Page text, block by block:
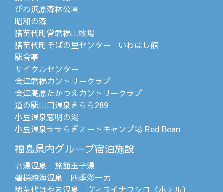
びわ沢原森林公園
昭和の森
猪苗代町営磐梯山牧場
猪苗代町そばの里センター いわはし館
駅舎亭
サイクルセンター
会津磐梯カントリークラブ
会津高原たかつえカントリークラブ
道の駅山口温泉きらら289
小豆温泉窓明の湯
小豆温泉せせらぎオートキャンプ場 Red Bean
福島県内グループ宿泊施設
高湯温泉 旅館玉子湯
磐梯熱海温泉 四季彩一力
猪苗代はやま温泉 ヴィライナワシロ（ホテル）